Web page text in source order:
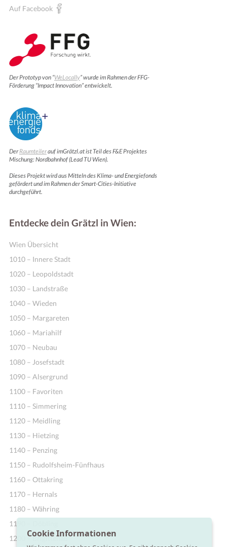
Auf Facebook
Der Prototyp von “WeLocally” wurde im Rahmen der FFG-
Förderung “Impact Innovation” entwickelt.
DerRaumteilerauf imGrätzl.at ist Teil des F&E Projektes
Mischung: Nordbahnhof (Lead TU Wien).
Dieses Projekt wird aus Mitteln des Klima- und Energiefonds
gefördert und im Rahmen der Smart-Cities-Initiative
durchgeführt.
Entdecke dein Grätzl in Wien:
Wien Übersicht
1010 – Innere Stadt
1020 – Leopoldstadt
1030 – Landstraße
1040 – Wieden
1050 – Margareten
1060 – Mariahilf
1070 – Neubau
1080 – Josefstadt
1090 – Alsergrund
1100 – Favoriten
1110 – Simmering
1120 – Meidling
1130 – Hietzing
1140 – Penzing
1150 – Rudolfsheim-Fünfhaus
1160 – Ottakring
1170 – Hernals
1180 – Währing
1190 – Döbling
1200 – Brigittenau
Cookie Informationen